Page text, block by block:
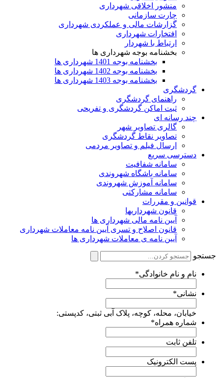
منشور اخلاقی شهرداری
چارت سازمانی
گزارشات مالی و عملکردی شهرداری
افتخارات شهرداری
ارتباط با شهردار
بخشنامه بوجه شهرداری ها
بخشنامه بوجه 1401 شهرداری ها
بخشنامه بوجه 1402 شهرداری ها
بخشنامه بوجه 1403 شهرداری ها
گردشگری
راهنمای گردشگری
ثبت اماکن گردشگری و تفریحی
چند رسانه ای
گالری تصاویر شهر
تصاویر نقاط گردشگری
ارسال فیلم و تصاویر مردمی
دسترسی سریع
سامانه شفافیت
سامانه باشگاه شهروندی
سامانه آموزش شهروندی
سامانه مشارکتی
قوانین و مقررات
قانون شهرداریها
آیین نامه مالی شهرداری ها
قانون اصلاح و تسری آیین نامه معاملات شهرداری
آیین نامه ی معاملات شهرداری ها
نام و نام خانوادگی*
نشانی*
خیابان، محله، کوچه، پلاک آبی ثبتی، کدپستی:
شماره همراه *
تلفن ثابت
پست الکترونیک